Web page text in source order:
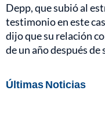
Depp, que subió al
testimonio en este
dijo que su relación
de un año después
Últimas Noticias